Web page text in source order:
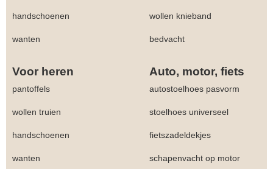
handschoenen wollen knieband
wanten bedvacht
Voor heren Auto, motor, fiets
pantoffels autostoelhoes pasvorm
wollen truien stoelhoes universeel
handschoenen fietszadeldekjes
wanten schapenvacht op motor